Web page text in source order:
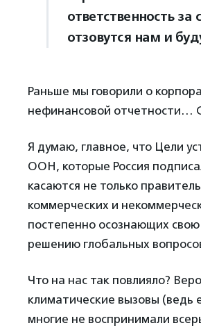
ответственность
отзовутся нам и
Раньше мы говорили о
нефинансовой отчетности…
Я думаю, главное, что Цели
ООН, которые Россия
касаются не только
коммерческих и
постепенно осознающих свою
решению глобальных
Что на нас так повлияло?
климатические вызовы (ведь
многие не воспринимали